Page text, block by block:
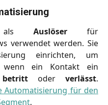
als Auslöser für
verwendet werden. Sie
einrichten, um
wenn ein Kontakt ein
betritt oder verlässt.
Automatisierung für den
.